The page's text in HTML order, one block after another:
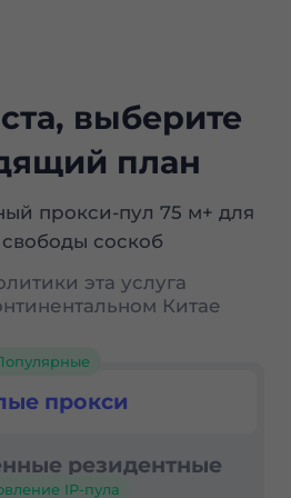
выберите
план
прокси-пул 75 м+ для
соскоб
эта услуга
Китае
прокси
резидентные
IP-пула
прокси